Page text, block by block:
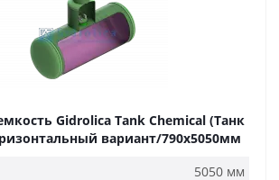
Gidrolica Tank Chemical (Танк
вариант/790х5050мм
5050 мм